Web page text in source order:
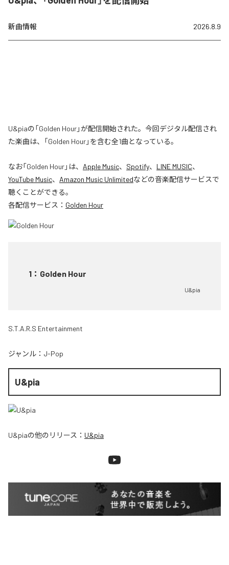
新曲情報 2026.8.9
U&piaの「Golden Hour」が配信開始された。今回デジタル配信され
た楽曲は、「Golden Hour」を含む全1曲となっている。
なお「Golden Hour」は、 Apple Music、 Spotify、 LINE MUSIC、
YouTube Music、 Amazon Music Unlimitedなどの音楽配信サービスで
聴くことができる。
各配信サービス： Golden Hour
1 ： Golden Hour
U&pia
S.T.A.R.S Entertainment
ジャンル： J-Pop
U&pia
U&piaの他のリリース： U&pia